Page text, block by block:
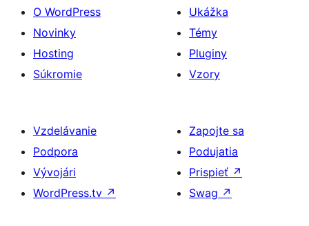
O WordPress
Novinky
Hosting
Súkromie
Ukážka
Témy
Pluginy
Vzory
Vzdelávanie
Podpora
Vývojári
WordPress.tv ↗
Zapojte sa
Podujatia
Prispieť ↗
Swag ↗